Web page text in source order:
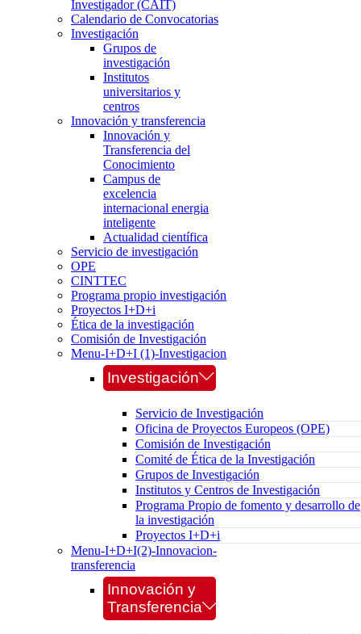
Investigador (CAIT)
Calendario de Convocatorias
Investigación
Grupos de
investigación
Institutos
universitarios y
centros
Innovación y transferencia
Innovación y
Transferencia del
Conocimiento
Campus de
excelencia
internacional energia
inteligente
Actualidad científica
Servicio de investigación
OPE
CINTTEC
Programa propio investigación
Proyectos I+D+i
Ética de la investigación
Comisión de Investigación
Menu-I+D+I (1)-Investigacion
Investigación
Servicio de Investigación
Oficina de Proyectos Europeos (OPE)
Comisión de Investigación
Comité de Ética de la Investigación
Grupos de Investigación
Institutos y Centros de Investigación
Programa Propio de fomento y desarrollo de
la investigación
Proyectos I+D+i
Menu-I+D+I(2)-Innovacion-
transferencia
Innovación y
Transferencia